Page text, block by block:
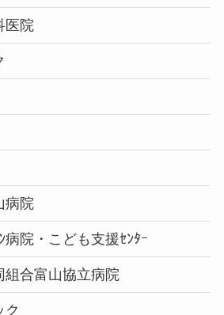
医院
病院
病院・こども支援ｾﾝﾀｰ
組合富山協立病院
ク